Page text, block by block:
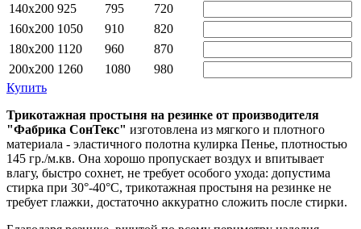
140х200 925 795
720
160х200 1050 910
820
180х200 1120 960
870
200х200 1260 1080
980
Купить
Трикотажная простыня на резинке от производителя
"Фабрика СонТекс" изготовлена из мягкого и плотного
материала - эластичного полотна кулирка Пенье, плотностью
145 гр./м.кв. Она хорошо пропускает воздух и впитывает
влагу, быстро сохнет, не требует особого ухода: допустима
стирка при 30°-40°C, трикотажная простыня на резинке не
требует глажки, достаточно аккуратно сложить после стирки.